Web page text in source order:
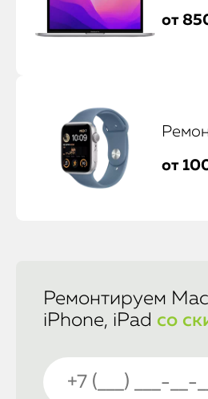
от
от
Ремонтируем
iPhone, iPad со